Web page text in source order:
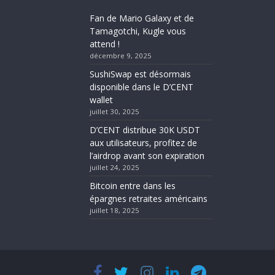
Fan de Mario Galaxy et de
Tamagotchi, Kugle vous
attend !
décembre 9, 2025
SushiSwap est désormais
disponible dans le D’CENT
wallet
juillet 30, 2025
D’CENT distribue 30K USDT
aux utilisateurs, profitez de
l’airdrop avant son expiration
juillet 24, 2025
Bitcoin entre dans les
épargnes retraites américains
juillet 18, 2025